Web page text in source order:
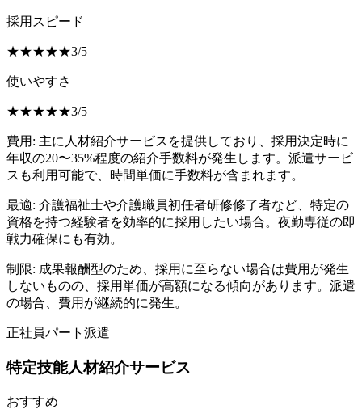
採用スピード
★★★★★3/5
使いやすさ
★★★★★3/5
費用: 主に人材紹介サービスを提供しており、採用決定時に
年収の20〜35%程度の紹介手数料が発生します。派遣サービ
スも利用可能で、時間単価に手数料が含まれます。
最適: 介護福祉士や介護職員初任者研修修了者など、特定の
資格を持つ経験者を効率的に採用したい場合。夜勤専従の即
戦力確保にも有効。
制限: 成果報酬型のため、採用に至らない場合は費用が発生
しないものの、採用単価が高額になる傾向があります。派遣
の場合、費用が継続的に発生。
正社員パート 派遣
特定技能人材紹介サービス
おすすめ